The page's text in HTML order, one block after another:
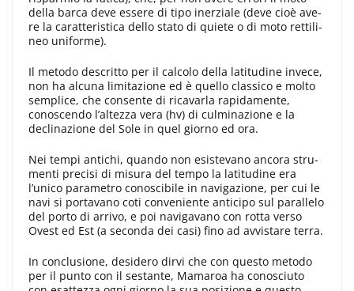
della barca deve essere di tipo inerziale (deve cioè ave­
re la caratteristica dello stato di quiete o di moto rettili­
neo uniforme).
Il metodo descritto per il calcolo della latitudine invece,
non ha alcuna limitazione ed è quello classico e molto
semplice, che consen­te di ricavarla rapidamente,
conoscen­do l’altezza vera (hv) di culminazione e la
declinazione del Sole in quel giorno ed ora.
Nei tempi antichi, quando non esistevano ancora stru­
menti precisi di misura del tempo la latitudine era
l’unico parametro cono­scibile in navigazione, per cui le
navi si portavano coti conveniente anticipo sul parallelo
del porto di arrivo, e poi navigavano con rotta verso
Ovest ed Est (a seconda dei casi) fino ad avvi­stare terra.
In conclusione, desidero dirvi che con questo metodo
per il punto con il sestante, Mamaroa ha conosciuto